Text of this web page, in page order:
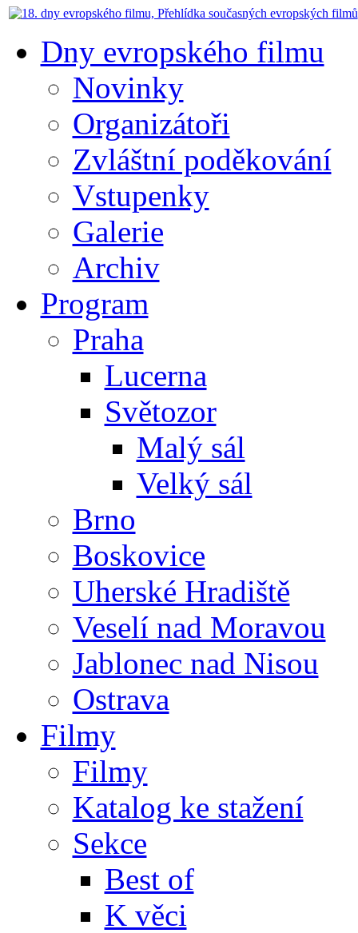
Dny evropského filmu
Novinky
Organizátoři
Zvláštní poděkování
Vstupenky
Galerie
Archiv
Program
Praha
Lucerna
Světozor
Malý sál
Velký sál
Brno
Boskovice
Uherské Hradiště
Veselí nad Moravou
Jablonec nad Nisou
Ostrava
Filmy
Filmy
Katalog ke stažení
Sekce
Best of
K věci